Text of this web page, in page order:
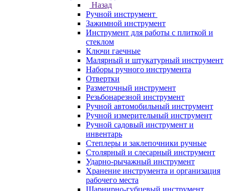
Назад
Ручной инструмент
Зажимной инструмент
Инструмент для работы с плиткой и
стеклом
Ключи гаечные
Малярный и штукатурный инструмент
Наборы ручного инструмента
Отвертки
Разметочный инструмент
Резьбонарезной инструмент
Ручной автомобильный инструмент
Ручной измерительный инструмент
Ручной садовый инструмент и
инвентарь
Степлеры и заклепочники ручные
Столярный и слесарный инструмент
Ударно-рычажный инструмент
Хранение инструмента и организация
рабочего места
Шарнирно-губцевый инструмент